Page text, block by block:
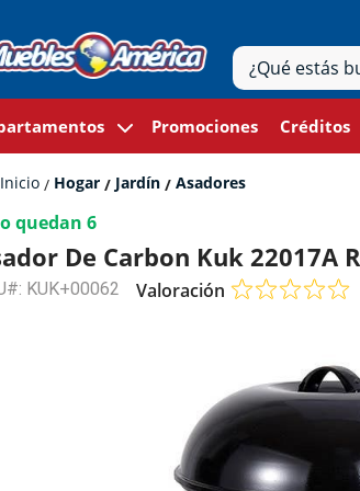
Promociones Créditos
Inicio Hogar Jardín Asadores
quedan 6
De Carbon Kuk 22017A
KUK+00062 Valoración